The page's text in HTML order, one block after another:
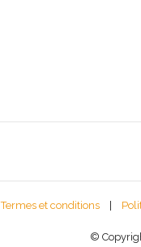
Termes et conditions
©